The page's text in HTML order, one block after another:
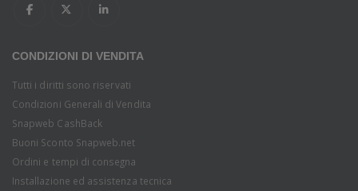
CONDIZIONI DI VENDITA
Tutti i diritti sono riservati
Condizioni Generali di Vendita
Snapweb CashBack
Buoni Sconto Snapweb.net
Ordini e tempi di consegna
Installazione ed assistenza tecnica